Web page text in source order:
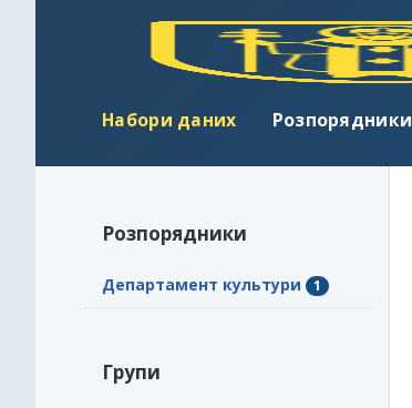
Набори даних Розпорядники
Розпорядники
Департамент культури 1
Групи